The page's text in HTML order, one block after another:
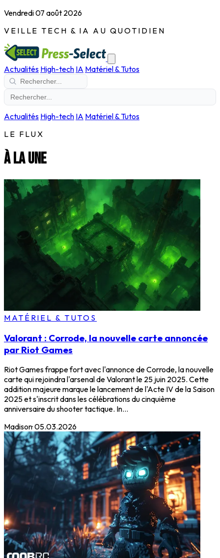
Vendredi 07 août 2026
VEILLE TECH & IA AU QUOTIDIEN
Actualités High-tech IA Matériel & Tutos
Actualités High-tech IA Matériel & Tutos
LE FLUX
À la une
MATÉRIEL & TUTOS
Valorant : Corrode, la nouvelle carte annoncée
par Riot Games
Riot Games frappe fort avec l'annonce de Corrode, la nouvelle
carte qui rejoindra l'arsenal de Valorant le 25 juin 2025. Cette
addition majeure marque le lancement de l'Acte IV de la Saison
2025 et s'inscrit dans les célébrations du cinquième
anniversaire du shooter tactique. In...
Madison·05.03.2026